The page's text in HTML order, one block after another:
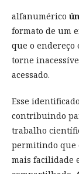
alfanumérico
formato de um
que o
torne
acessado.
Esse
contribuindo
trabalho
permitindo que
mais facilidade